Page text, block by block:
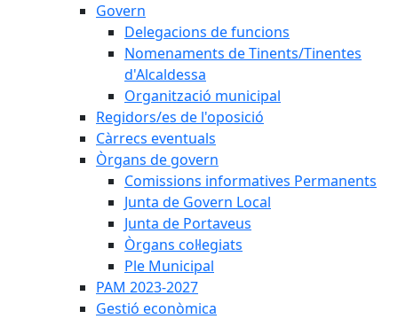
Govern
Delegacions de funcions
Nomenaments de Tinents/Tinentes
d'Alcaldessa
Organització municipal
Regidors/es de l'oposició
Càrrecs eventuals
Òrgans de govern
Comissions informatives Permanents
Junta de Govern Local
Junta de Portaveus
Òrgans col·legiats
Ple Municipal
PAM 2023-2027
Gestió econòmica